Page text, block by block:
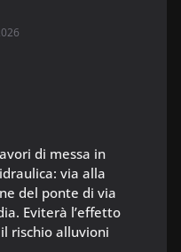
di messa in
via alla
del ponte di via
Eviterà l’effetto
rischio alluvioni